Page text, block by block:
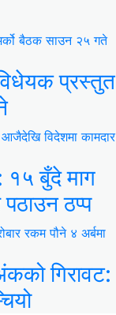
विधेयक प्रस्तुत
१५ बुँदे माग
ठप्प
गिरावट: